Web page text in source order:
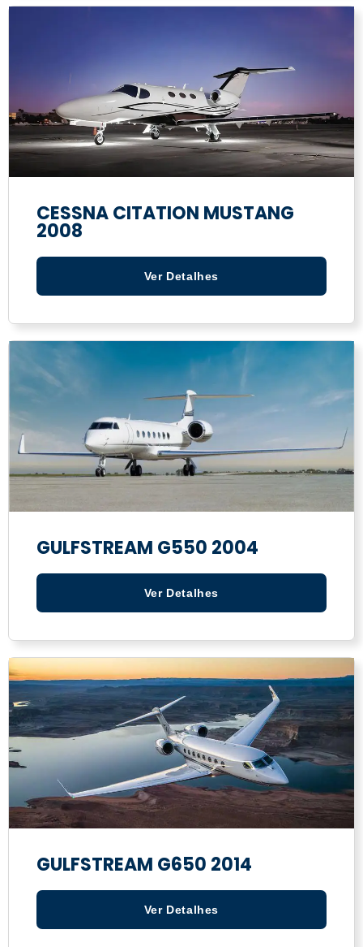
CESSNA CITATION MUSTANG
2008
Ver Detalhes
GULFSTREAM G550 2004
Ver Detalhes
GULFSTREAM G650 2014
Ver Detalhes